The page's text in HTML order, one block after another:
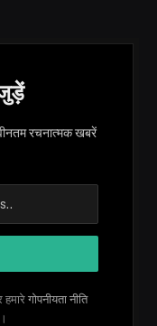
जुड़ें
रचनात्मक खबरें
हमारे गोपनीयता नीति